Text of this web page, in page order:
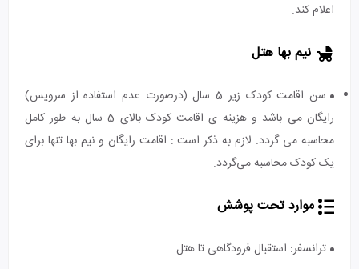
اعلام کند.
نیم بها هتل
سن اقامت کودک زیر 5 سال (درصورت عدم استفاده از سرویس)
رایگان می باشد و هزینه ی اقامت کودک بالای 5 سال به طور کامل
محاسبه می گردد. لازم به ذکر است : اقامت رایگان و نیم بها تنها برای
یک کودک محاسبه می‌گردد.
موارد تحت پوشش
ترانسفر: استقبال فرودگاهی تا هتل